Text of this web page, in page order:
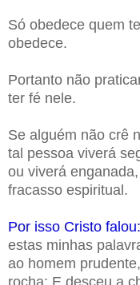
Só obedece quem
obedece.
Portanto não
ter fé nele.
Se alguém não crê
tal pessoa viverá
ou viverá
fracasso espiritual.
Por isso Cristo falou:
estas minhas
ao homem
rocha; E desceu a